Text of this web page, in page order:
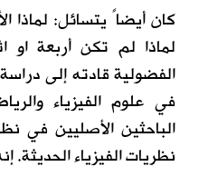
كانأيضايتسائل: لماذا
لماذا لم تكنأربعة او
الفضولية قادتهإلى
في علوم الفيزياء و
الباحثين الأصليين في
نظريات الفيزياء الحديثة.إ